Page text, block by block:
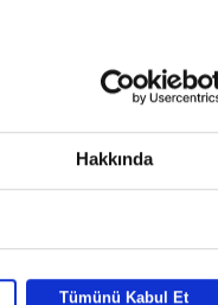
Hakkında
Tümünü Kabul Et